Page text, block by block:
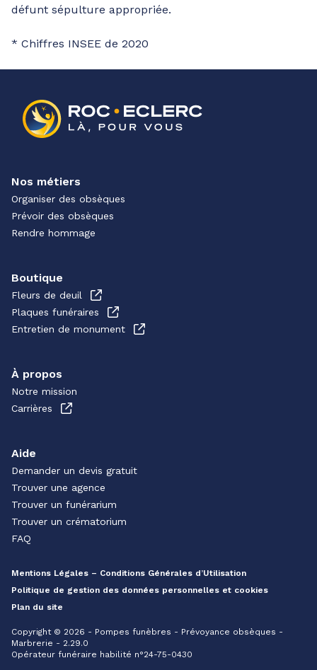
défunt sépulture appropriée.
* Chiffres INSEE de 2020
Nos métiers
Organiser des obsèques
Prévoir des obsèques
Rendre hommage
Boutique
Fleurs de deuil
Plaques funéraires
Entretien de monument
À propos
Notre mission
Carrières
Aide
Demander un devis gratuit
Trouver une agence
Trouver un funérarium
Trouver un crématorium
FAQ
Mentions Légales – Conditions Générales d’Utilisation
Politique de gestion des données personnelles et cookies
Plan du site
Copyright © 2026 - Pompes funèbres - Prévoyance obsèques -
Marbrerie - 2.29.0
Opérateur funéraire habilité n°24-75-0430